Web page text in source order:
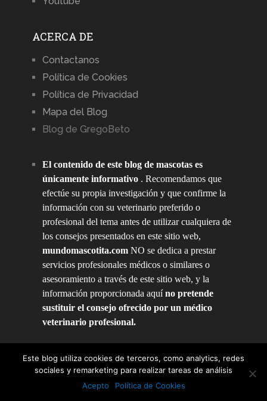
ACERCA DE
Contactanos
Política de Cookies
Política de Privacidad
Mapa del Blog
Blog de GregoBeto
El contenido de este blog de mascotas es
únicamente informativo. Recomendamos que
efectúe su propia investigación y que confirme la
información con su veterinario preferido o
profesional del tema antes de utilizar cualquiera de
los consejos presentados en este sitio web,
mundomascotita.comNO se dedica a prestar
servicios profesionales médicos o similares o
asesoramiento a través de este sitio web, y la
información proporcionada aquíno pretende
sustituir el consejo ofrecido por un médico
veterinario profesional.
Mundo MascotitaCopyright © 2026.
Este blog utiliza cookies de terceros, como analytics, redes
sociales y remarketing para realizar tareas de análisis
Acepto
Política de Cookies